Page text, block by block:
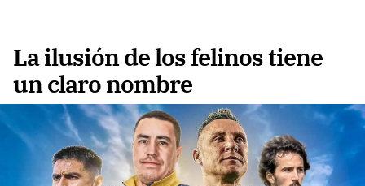
La ilusión de los felinos tiene
un claro nombre